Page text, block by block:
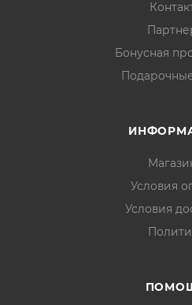
Бонусная
Условия
Условия